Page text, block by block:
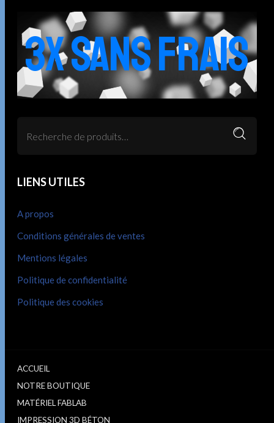
3X SANS FRAIS
LIENS UTILES
A propos
Conditions générales de ventes
Mentions légales
Politique de confidentialité
Politique des cookies
ACCUEIL
NOTRE BOUTIQUE
MATÉRIEL FABLAB
IMPRESSION 3D BÉTON